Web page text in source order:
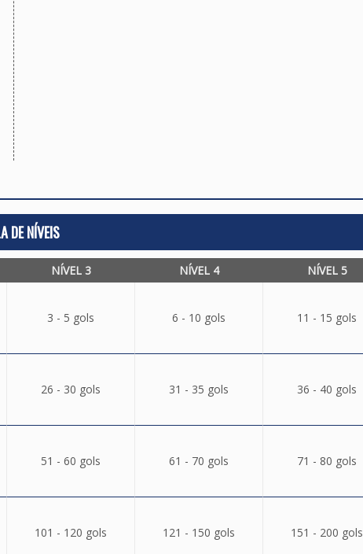
DE NÍVEIS
NÍVEL 3 NÍVEL 4 NÍVEL 5
3 - 5 gols 6 - 10 gols 11 - 15 gols
26 - 30 gols 31 - 35 gols 36 - 40 gols
51 - 60 gols 61 - 70 gols 71 - 80 gols
101 - 120 gols 121 - 150 gols 151 - 200 gols